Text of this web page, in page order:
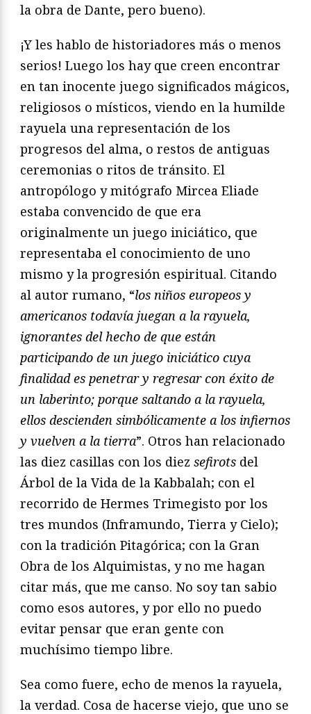
la obra de Dante, pero bueno).
¡Y les hablo de historiadores más o menos
serios! Luego los hay que creen encontrar
en tan inocente juego significados mágicos,
religiosos o místicos, viendo en la humilde
rayuela una representación de los
progresos del alma, o restos de antiguas
ceremonias o ritos de tránsito. El
antropólogo y mitógrafo Mircea Eliade
estaba convencido de que era
originalmente un juego iniciático, que
representaba el conocimiento de uno
mismo y la progresión espiritual. Citando
al autor rumano, “los niños europeos y
americanos todavía juegan a la rayuela,
ignorantes del hecho de que están
participando de un juego iniciático cuya
finalidad es penetrar y regresar con éxito de
un laberinto; porque saltando a la rayuela,
ellos descienden simbólicamente a los infiernos
y vuelven a la tierra”. Otros han relacionado
las diez casillas con los diez sefirots del
Árbol de la Vida de la Kabbalah; con el
recorrido de Hermes Trimegisto por los
tres mundos (Inframundo, Tierra y Cielo);
con la tradición Pitagórica; con la Gran
Obra de los Alquimistas, y no me hagan
citar más, que me canso. No soy tan sabio
como esos autores, y por ello no puedo
evitar pensar que eran gente con
muchísimo tiempo libre.
Sea como fuere, echo de menos la rayuela,
la verdad. Cosa de hacerse viejo, que uno se